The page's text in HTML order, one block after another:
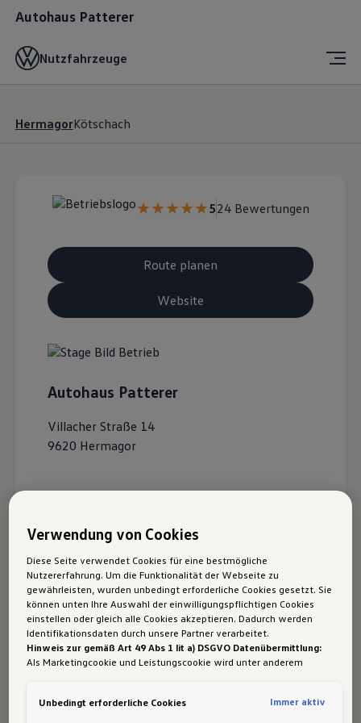
Autohaus Patterer
Nutzfahrzeuge
HermagorKötschach
524 Bewertungen
Route planen
Website
Autohaus Patterer
Villacher Straße 14
9620 Hermagor
Service
Öffnungszeiten
Verwendung von Cookies
Diese Seite verwendet Cookies für eine bestmögliche
Nutzererfahrung. Um die Funktionalität der Webseite zu
gewährleisten, wurden unbedingt erforderliche Cookies gesetzt. Sie
können unten Ihre Auswahl der einwilligungspflichtigen Cookies
einstellen oder gleich alle Cookies akzeptieren. Dadurch werden
Identifikationsdaten durch unsere Partner verarbeitet.
Hinweis zur gemäß Art 49 Abs 1 lit a) DSGVO Datenübermittlung:
Als Marketingcookie und Leistungscookie wird unter anderem
Daten in die USA (insbesondere dort an die Google LLC) weitergibt.
Unbedingt erforderliche Cookies Immer aktiv